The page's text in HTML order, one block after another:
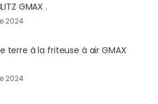
GMAX .
2024
terre à la friteuse à air GMAX
2024